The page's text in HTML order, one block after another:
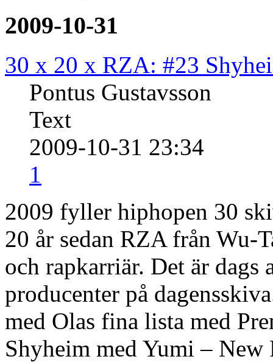
2009-10-31
30 x 20 x RZA: #23
Pontus Gustavsson
Text
2009-10-31 23:34
1
2009 fyller hiphopen 30
20 år sedan RZA från Wu-
och rapkarriär. Det är
producenter på
med Olas fina lista med
Shyheim med Yumi –